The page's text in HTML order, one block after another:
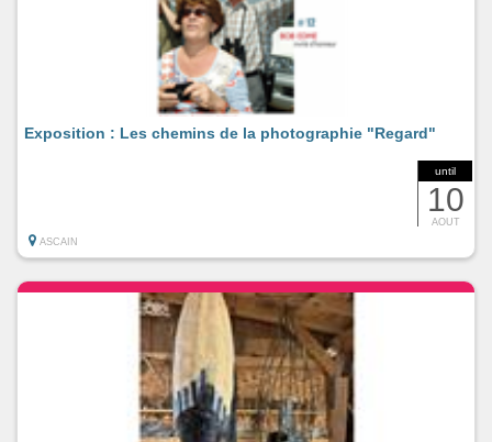
until
10
AOUT
Exposition : Les chemins de la photographie "Regard"
ASCAIN